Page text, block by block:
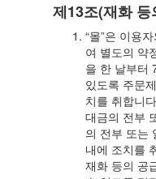
제13조(재화 등
“몰”은 이용
여 별도의 약
을 한 날부터
있도록 주문
치를 취합니
대금의 전부
의 전부 또는
내에 조치를
재화 등의 공